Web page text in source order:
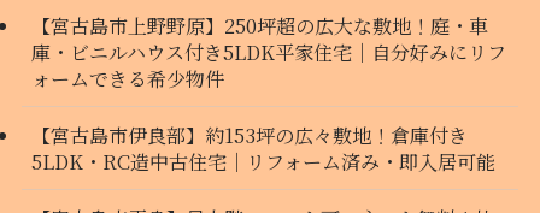
【宮古島市上野野原】250坪超の広大な敷地！庭・車
庫・ビニルハウス付き5LDK平家住宅｜自分好みにリフ
ォームできる希少物件
【宮古島市伊良部】約153坪の広々敷地！倉庫付き
5LDK・RC造中古住宅｜リフォーム済み・即入居可能